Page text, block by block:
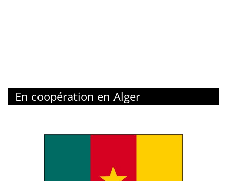
En coopération en Alger